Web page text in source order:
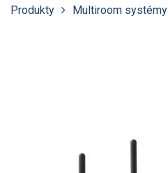
Produkty Multiroom systémy